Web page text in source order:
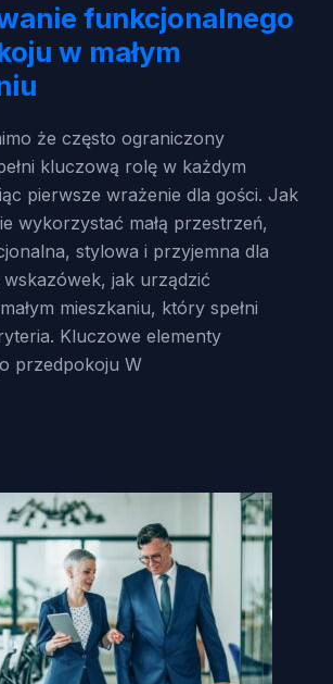
funkcjonalnego
w małym
że często ograniczony
kluczową rolę w każdym
pierwsze wrażenie dla gości. Jak
wykorzystać małą przestrzeń,
stylowa i przyjemna dla
jak urządzić
mieszkaniu, który spełni
Kluczowe elementy
przedpokoju W